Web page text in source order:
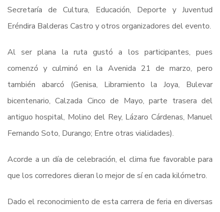
Secretaría de Cultura, Educación, Deporte y Juventud
Eréndira Balderas Castro y otros organizadores del evento.
Al ser plana la ruta gustó a los participantes, pues
comenzó y culminó en la Avenida 21 de marzo, pero
también abarcó (Genisa, Libramiento la Joya, Bulevar
bicentenario, Calzada Cinco de Mayo, parte trasera del
antiguo hospital, Molino del Rey, Lázaro Cárdenas, Manuel
Fernando Soto, Durango; Entre otras vialidades).
Acorde a un día de celebración, el clima fue favorable para
que los corredores dieran lo mejor de sí en cada kilómetro.
Dado el reconocimiento de esta carrera de feria en diversas